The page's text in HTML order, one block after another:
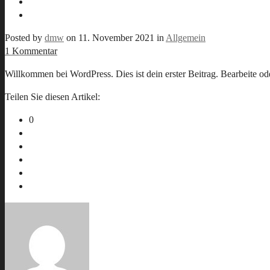
Posted by dmw on 11. November 2021 in Allgemein
1 Kommentar
Willkommen bei WordPress. Dies ist dein erster Beitrag. Bearbeite
Teilen Sie diesen Artikel:
0